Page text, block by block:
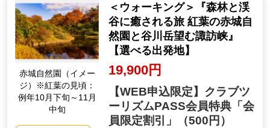
赤城自然園（イメー
ジ）※紅葉の見頃：
例年10月下旬～11月
中旬
＜ウォーキング＞『森林と渓
谷に癒される旅 紅葉の赤城自
然園と谷川岳望む諏訪峡』
【選べる出発地】
19,900円
【WEB申込限定】クラブツ
ーリズムPASS会員特典「会
員限定割引」
（500円）